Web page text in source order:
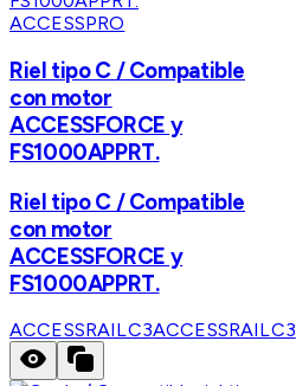
ACCESSPRO
Riel tipo C / Compatible
con motor
ACCESSFORCE y
FS1000APPRT.
Riel tipo C / Compatible
con motor
ACCESSFORCE y
FS1000APPRT.
ACCESSRAILC3ACCESSRAILC3